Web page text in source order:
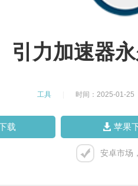
引力加速器
工具 时间：2025-01-25
载 苹果
安卓市场